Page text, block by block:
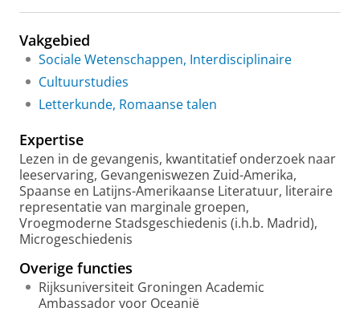
I
e
r
c
h
o
t
a
l
Vakgebied
Sociale Wetenschappen, Interdisciplinaire
Cultuurstudies
Letterkunde, Romaanse talen
Expertise
Lezen in de gevangenis, kwantitatief onderzoek naar
leeservaring, Gevangeniswezen Zuid-Amerika,
Spaanse en Latijns-Amerikaanse Literatuur, literaire
representatie van marginale groepen,
Vroegmoderne Stadsgeschiedenis (i.h.b. Madrid),
Microgeschiedenis
Overige functies
Rijksuniversiteit Groningen Academic
Ambassador voor Oceanië